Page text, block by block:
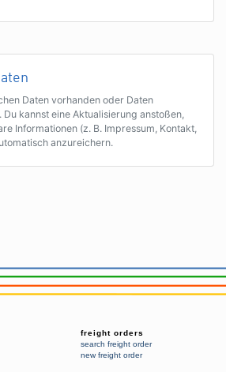
Daten vorhanden oder Daten
kannst eine Aktualisierung anstoßen,
Informationen (z. B. Impressum, Kontakt,
anzureichern.
freight orders
search freight order
new freight order